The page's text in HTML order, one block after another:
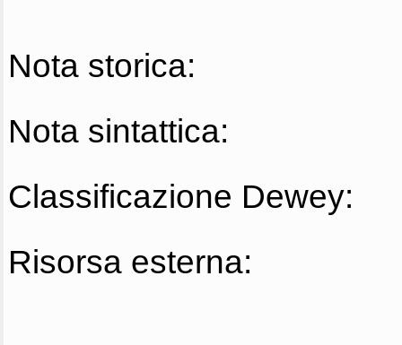
Nota storica:
Nota sintattica:
Classificazione Dewey:
Risorsa esterna: